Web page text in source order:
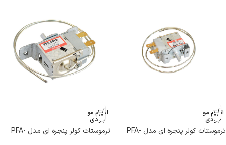
اتمام مو
جودی
ترموستات کولر پنجره ای مدل PFA-
اتمام مو
جودی
ترموستات کولر پنجره ای مدل PFA-